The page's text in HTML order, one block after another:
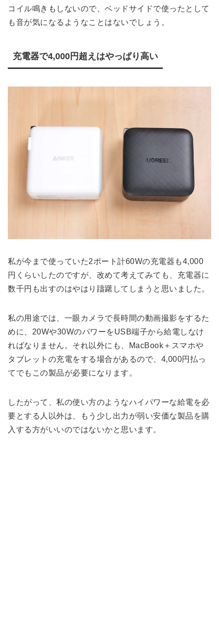
コイル鳴きもしないので、ベッドサイドで使ったとして
も音が気になるようなことはないでしょう。
充電器で4,000円超えはやっぱり高い
私が今まで使っていた2ポート計60Wの充電器も4,000
円くらいしたのですが、改めて考えてみても、充電器に
数千円も出すのはやはり躊躇してしまうと思いました。
私の用途では、一眼カメラで長時間の動画撮影をするた
めに、20Wや30WのパワーをUSB端子から給電しなけ
ればなりません。それ以外にも、MacBook＋スマホや
タブレットの充電をする場合があるので、4,000円払っ
てでもこの製品が必要になります。
したがって、私の使い方のようなハイパワーな給電を必
要とする人以外は、もう少し出力が弱い安価な製品を購
入する方がいいのではないかと思います。